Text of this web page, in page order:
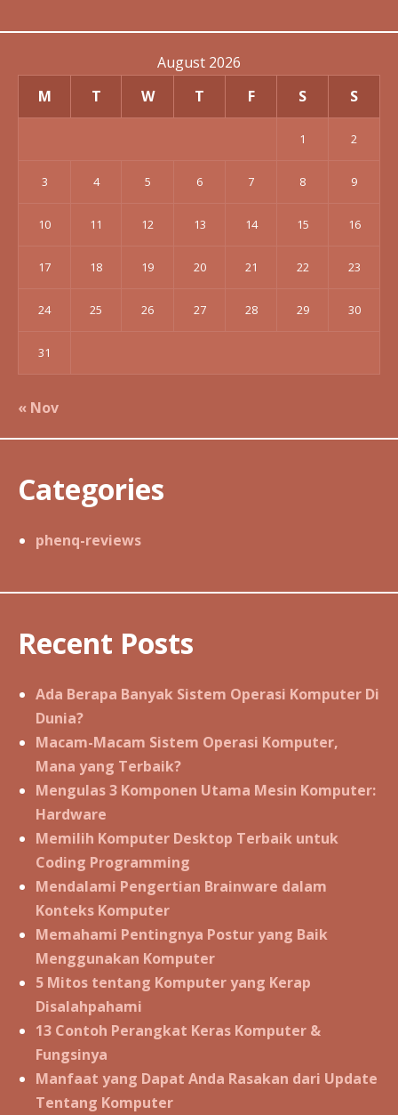
August 2026
M
T W T F S S
1 2
3 4 5 6 7 8 9
10 11 12 13 14 15 16
17 18 19 20 21 22 23
24 25 26 27 28 29 30
31
« Nov
Categories
phenq-reviews
Recent Posts
Ada Berapa Banyak Sistem Operasi Komputer Di
Dunia?
Macam-Macam Sistem Operasi Komputer,
Mana yang Terbaik?
Mengulas 3 Komponen Utama Mesin Komputer:
Hardware
Memilih Komputer Desktop Terbaik untuk
Coding Programming
Mendalami Pengertian Brainware dalam
Konteks Komputer
Memahami Pentingnya Postur yang Baik
Menggunakan Komputer
5 Mitos tentang Komputer yang Kerap
Disalahpahami
13 Contoh Perangkat Keras Komputer &
Fungsinya
Manfaat yang Dapat Anda Rasakan dari Update
Tentang Komputer